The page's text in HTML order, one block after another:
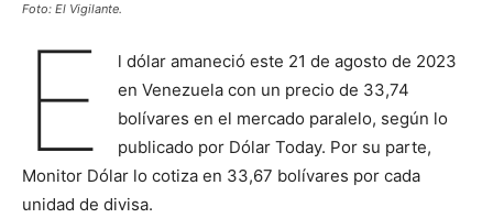
Foto: El Vigilante.
E
l dólar amaneció este 21 de agosto de 2023
en Venezuela con un precio de 33,74
bolívares en el mercado paralelo, según lo
publicado por Dólar Today. Por su parte,
Monitor Dólar lo cotiza en 33,67 bolívares por cada
unidad de divisa.